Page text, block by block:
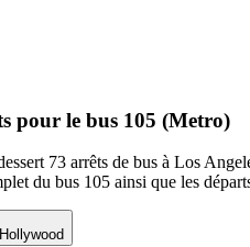
pour le bus 105 (Metro)
73 arrêts de bus à Los
du bus 105 ainsi que les